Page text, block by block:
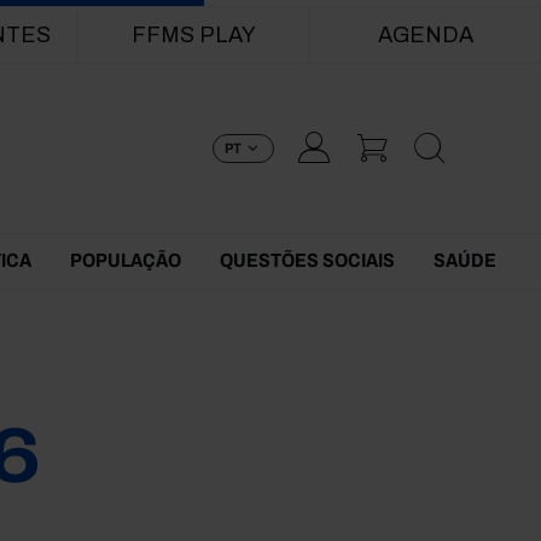
FFMS PLAY AGENDA
PT
POPULAÇÃO QUESTÕES SOCIAIS SAÚDE